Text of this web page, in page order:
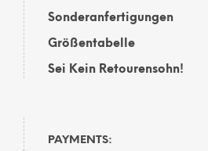
Sonderanfertigungen
Größentabelle
Sei Kein Retourensohn!
PAYMENTS: